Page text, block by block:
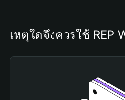
เหตุใดจึงควรใช้ REP